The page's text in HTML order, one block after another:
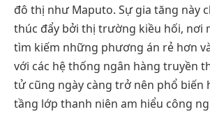
đô thị như Maputo. Sự gia tăng này
thúc đẩy bởi thị trường kiều hối, nơi
tìm kiếm những phương án rẻ hơn
với các hệ thống ngân hàng truyền
tử cũng ngày càng trở nên phổ biến
tầng lớp thanh niên am hiểu công